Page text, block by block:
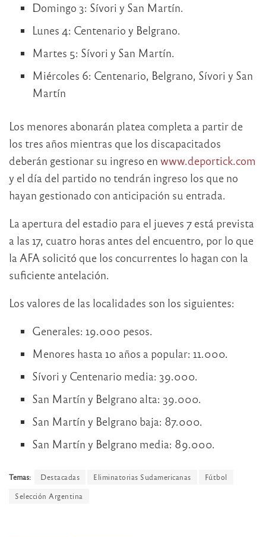
Domingo 3: Sívori y San Martín.
Lunes 4: Centenario y Belgrano.
Martes 5: Sívori y San Martín.
Miércoles 6: Centenario, Belgrano, Sívori y San
Martín
Los menores abonarán platea completa a partir de
los tres años mientras que los discapacitados
deberán gestionar su ingreso en www.deportick.com
y el día del partido no tendrán ingreso los que no
hayan gestionado con anticipación su entrada.
La apertura del estadio para el jueves 7 está prevista
a las 17, cuatro horas antes del encuentro, por lo que
la AFA solicitó que los concurrentes lo hagan con la
suficiente antelación.
Los valores de las localidades son los siguientes:
Generales: 19.000 pesos.
Menores hasta 10 años a popular: 11.000.
Sívori y Centenario media: 39.000.
San Martín y Belgrano alta: 39.000.
San Martín y Belgrano baja: 87.000.
San Martín y Belgrano media: 89.000.
Temas: Destacadas Eliminatorias Sudamericanas
Fútbol
Selección Argentina